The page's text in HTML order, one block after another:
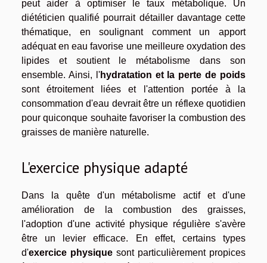
peut aider à optimiser le taux métabolique. Un
diététicien qualifié pourrait détailler davantage cette
thématique, en soulignant comment un apport
adéquat en eau favorise une meilleure oxydation des
lipides et soutient le métabolisme dans son
ensemble. Ainsi, l'hydratation et la perte de poids
sont étroitement liées et l'attention portée à la
consommation d'eau devrait être un réflexe quotidien
pour quiconque souhaite favoriser la combustion des
graisses de manière naturelle.
L'exercice physique adapté
Dans la quête d'un métabolisme actif et d'une
amélioration de la combustion des graisses,
l'adoption d'une activité physique régulière s'avère
être un levier efficace. En effet, certains types
d'exercice physique sont particulièrement propices